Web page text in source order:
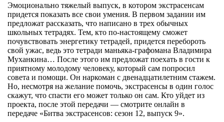
Эмоционально тяжелый выпуск, в котором экстрасенсам
придется показать все свои умения. В первом задании им
предложат рассказать, что написано в трех обычных
школьных тетрадях. Тем, кто по-настоящему сможет
почувствовать энергетику тетрадей, придется перебороть
свой ужас, ведь это тетради маньяка-графомана Владимира
Муханкина… После этого им предложат поехать в гости к
приятному молодому человеку, который сам попросил
совета и помощи. Он наркоман с двенадцатилетним стажем.
Но, несмотря на желание помочь, экстрасенсы в один голос
скажут, что спасти его может только он сам. Кто уйдет из
проекта, после этой передачи — смотрите онлайн в
передаче «Битва экстрасенсов: сезон 12, выпуск 9».